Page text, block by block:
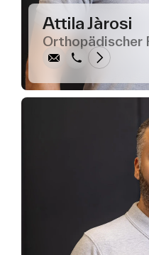
Attila Jàrosi
Orthopädischer
SchreibenAnrufen